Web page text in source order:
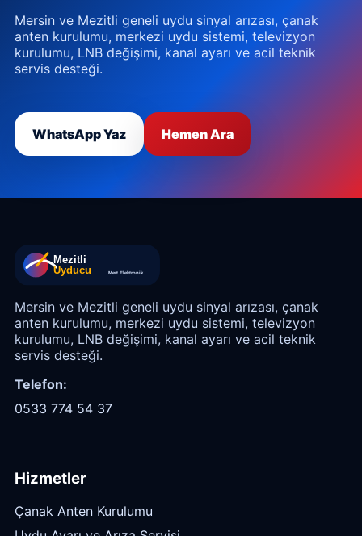
Mersin ve Mezitli geneli uydu sinyal arızası, çanak
anten kurulumu, merkezi uydu sistemi, televizyon
kurulumu, LNB değişimi, kanal ayarı ve acil teknik
servis desteği.
WhatsApp Yaz Hemen Ara
Mersin ve Mezitli geneli uydu sinyal arızası, çanak
anten kurulumu, merkezi uydu sistemi, televizyon
kurulumu, LNB değişimi, kanal ayarı ve acil teknik
servis desteği.
Telefon:
0533 774 54 37
Hizmetler
Çanak Anten Kurulumu